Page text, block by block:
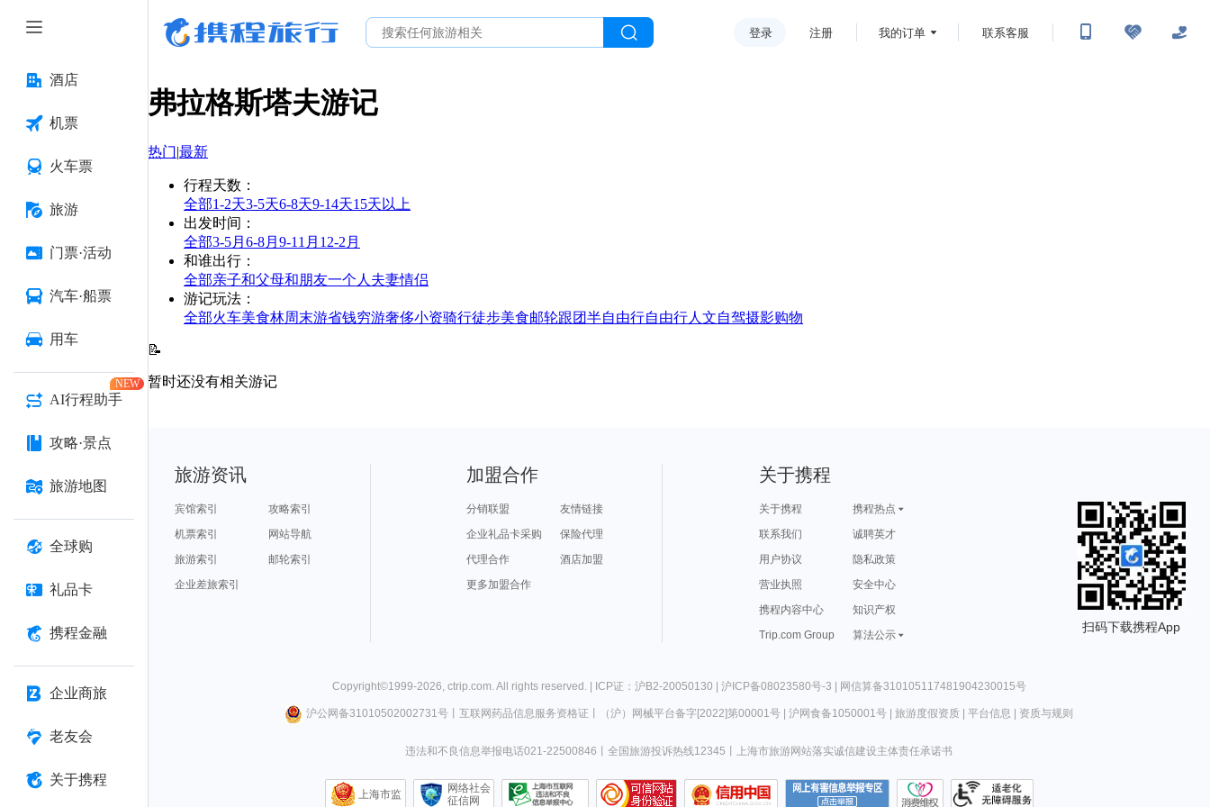
酒店
机票
火车票
旅游
门票·活动
汽车·船票
用车
AI行程助手
NEW
攻略·景点
旅游地图
全球购
礼品卡
携程金融
企业商旅
老友会
关于携程
登录 注册 我的订单 联系客服
弗拉格斯塔夫游记
热门|最新
行程天数 ：
全部1-2天3-5天6-8天9-14天15天以上
出发时间 ：
全部3-5月 6-8月 9-11月 12-2月
和谁出行 ：
全部亲子和父母和朋友一个人 夫妻情侣
游记玩法 ：
全部火车美食林周末游省钱穷游奢侈小资骑行徒步美食邮轮跟团半自由行自由行人文自驾摄影购物
📝
暂时还没有相关游记
旅游资讯
宾馆索引
攻略索引
机票索引
网站导航
旅游索引
邮轮索引
企业差旅索引
加盟合作
分销联盟
友情链接
企业礼品卡采购
保险代理
代理合作
酒店加盟
更多加盟合作
关于携程
关于携程
携程热点
联系我们
诚聘英才
用户协议
隐私政策
营业执照
安全中心
携程内容中心
知识产权
Trip.com Group
算法公示
扫码下载携程App
Copyright©1999-2026, ctrip.com. All rights reserved. | ICP证：沪B2-20050130 | 沪ICP备08023580号-3 | 网信算备310105117481904230015号
沪公网备31010502002731号丨 互联网药品信息服务资格证 （沪）网械平台备字[2022]第00001号| 沪网食备1050001号| 旅游度假资质| 平台信息 资质与规则
违法和不良信息举报电话021-22500846 全国旅游投诉热线12345 上海市旅游网站落实诚信建设主体责任承诺书
上海市监
网络社会
征信网